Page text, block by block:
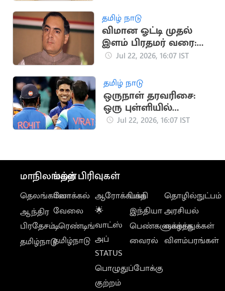
தமிழ் நாடு
விமான ஓட்டி முதல்
இளம் பிரதமர் வரை:
ராஜீவ் காந்தி வரலாறு
Jul 22, 2026, 16:07 IST
தமிழ் நாடு
ஒருநாள் தரவரிசை:
ஒரு புள்ளியில்
முதலிடத்தை இழந்த
Jul 22, 2026, 16:07 IST
மாநிலங்கள்
தெலங்கானா
ஆந்திர
பிரதேசம்
தமிழ்நாடு
மற்ற பிரிவுகள்
லோக்கல்
வேலை
டிரெண்டிங்
தமிழ்நாடு
ஆரோக்கியம்
🌟
வாட்ஸ்
அப்
STATUS
பொழுதுப்போக்கு
குற்றம்
பக்தி
இந்தியா
பெண்களுக்காக
வைரல்
தொழில்நுட்பம்
அரசியல்
வாழ்த்துக்கள்
விளம்பரங்கள்